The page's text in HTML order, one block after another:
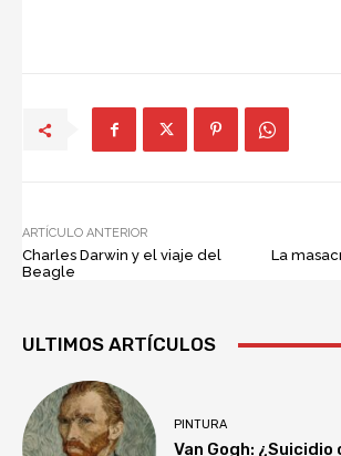
ARTÍCULO ANTERIOR
Charles Darwin y el viaje del
Beagle
La
ULTIMOS ARTÍCULOS
PINTURA
Van Gogh: ¿Suicidio